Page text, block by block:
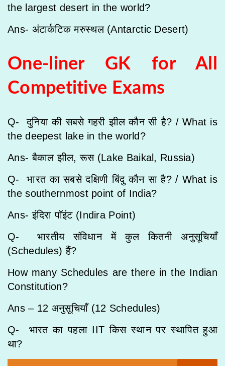
the largest desert in the world?
Ans- अंटार्कटिक मरुस्थल (Antarctic Desert)
One-liner GK for All
Competitive Exams
Q- दुनिया की सबसे गहरी झील कौन सी है? / What is
the deepest lake in the world?
Ans- बैकाल झील, रूस (Lake Baikal, Russia)
Q- भारत का सबसे दक्षिणी बिंदु कौन सा है? / What is
the southernmost point of India?
Ans- इंदिरा पॉइंट (Indira Point)
Q- भारतीय संविधान में कुल कितनी अनुसूचियाँ
(Schedules) हैं?
How many Schedules are there in the Indian
Constitution?
Ans – 12 अनुसूचियाँ (12 Schedules)
Q- भारत का पहला IIT किस स्थान पर स्थापित हुआ
था?